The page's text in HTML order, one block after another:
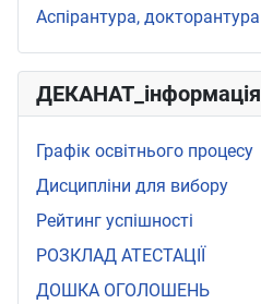
Аспірантура, докторантура
ДЕКАНАТ_інформація
Графік освітнього процесу
Дисципліни для вибору
Рейтинг успішності
РОЗКЛАД АТЕСТАЦІЇ
ДОШКА ОГОЛОШЕНЬ